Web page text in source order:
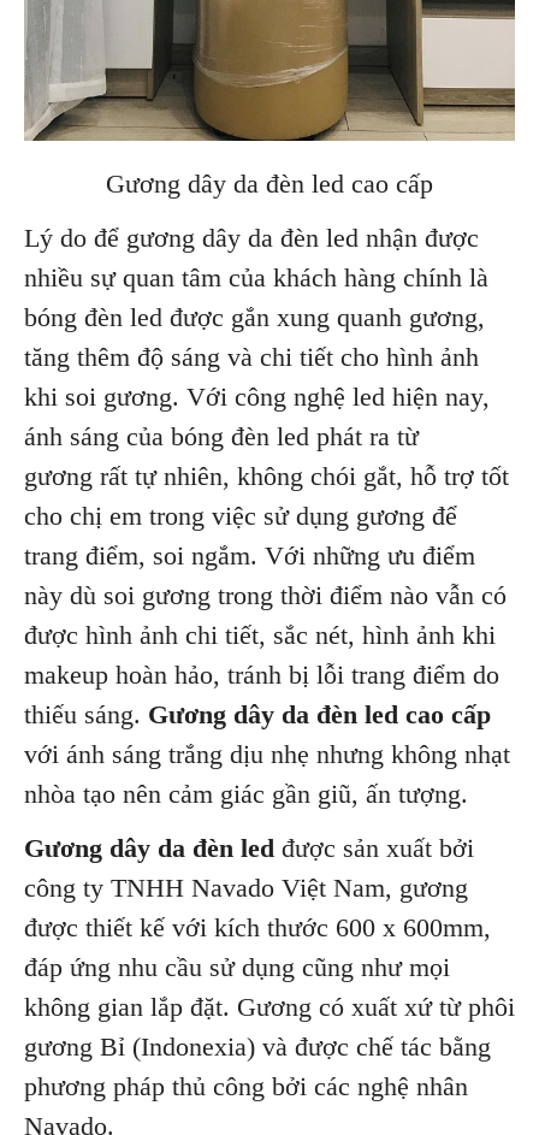
Gương dây da đèn led cao cấp
Lý do để gương dây da đèn led nhận được
nhiều sự quan tâm của khách hàng chính là
bóng đèn led được gắn xung quanh gương,
tăng thêm độ sáng và chi tiết cho hình ảnh
khi soi gương. Với công nghệ led hiện nay,
ánh sáng của bóng đèn led phát ra từ
gương rất tự nhiên, không chói gắt, hỗ trợ tốt
cho chị em trong việc sử dụng gương để
trang điểm, soi ngắm. Với những ưu điểm
này dù soi gương trong thời điểm nào vẫn có
được hình ảnh chi tiết, sắc nét, hình ảnh khi
makeup hoàn hảo, tránh bị lỗi trang điểm do
thiếu sáng. Gương dây da đèn led cao cấp
với ánh sáng trắng dịu nhẹ nhưng không nhạt
nhòa tạo nên cảm giác gần giũ, ấn tượng.
Gương dây da đèn led được sản xuất bởi
công ty TNHH Navado Việt Nam, gương
được thiết kế với kích thước 600 x 600mm,
đáp ứng nhu cầu sử dụng cũng như mọi
không gian lắp đặt. Gương có xuất xứ từ phôi
gương Bỉ (Indonexia) và được chế tác bằng
phương pháp thủ công bởi các nghệ nhân
Navado.